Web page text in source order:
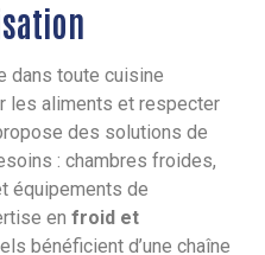
dans toute cuisine
les aliments et respecter
des solutions de
: chambres froides,
équipements de
en froid et
bénéficient d’une chaîne